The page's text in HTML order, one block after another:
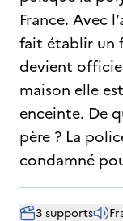
France. Avec
fait établir un
devient
maison elle
enceinte. De
père ? La
condamné
3 supports